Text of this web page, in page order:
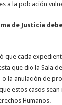
a la población
de Justicia
que cada
que dio la Sala
la anulación de
estos casos
Humanos.